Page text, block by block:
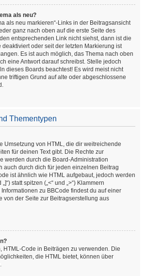
als neu?
als neu markieren“-Links in der Beitragsansicht
ganz nach oben auf die erste Seite des
entsprechenden Link nicht siehst, dann ist die
deaktiviert oder seit der letzten Markierung ist
Es ist auch möglich, das Thema nach oben
eine Antwort darauf schreibst. Stelle jedoch
dieses Boards beachtest! Es wird meist nicht
triftigen Grund auf alte oder abgeschlossene
Thementypen
Umsetzung von HTML, die dir weitreichende
für deinen Text gibt. Die Rechte zur
werden durch die Board-Administration
auch durch dich für jeden einzelnen Beitrag
ist ähnlich wie HTML aufgebaut, jedoch werden
statt spitzen („<“ und „>“) Klammern
zu BBCode findest du auf einer
von der Seite zur Beitragserstellung aus
HTML-Code in Beiträgen zu verwenden. Die
die HTML bietet, können über